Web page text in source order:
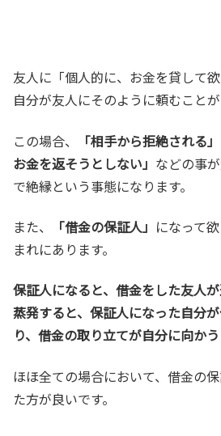
友人に「個人的に、お金を貸して
自分が友人にそのように頼むことが
この場合、
「相手から拒絶される
お金を返そうとしない」 などの事
で絶縁という事態になります。
また、 「借金の保証人」 になって
まれにあります。
保証人になると、借金をした友人
蒸発すると、保証人になった自分
り、借金の取り立てが自分に向かう
ほほ全ての場合において、借金の
た方が良いです。